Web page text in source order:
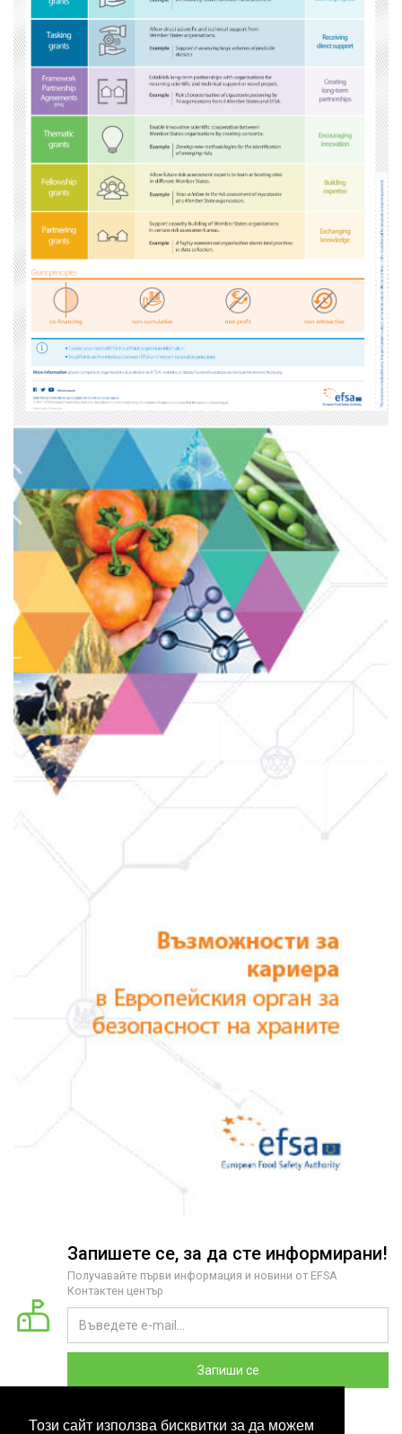
Този сайт използва бисквитки за да можем
Запишете се, за да сте информирани!
Получавайте първи информация и новини от EFSA
Контактен център
Запиши се